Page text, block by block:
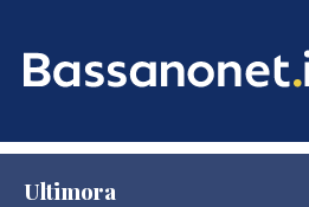
Ultimora